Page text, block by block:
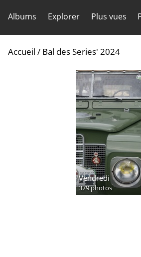
Albums Explorer Plus vues
Accueil / Bal des Series' 2024
Vendredi
379 photos